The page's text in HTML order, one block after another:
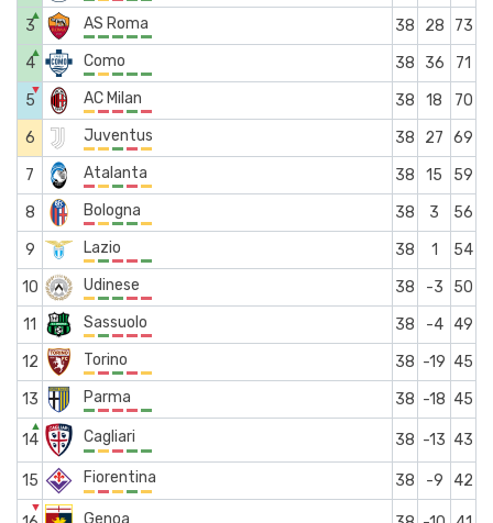
3
▲ AS Roma 38 28
73
4
▲ Como 38 36
71
5
▼ AC Milan 38 18
70
6
Juventus 38 27 69
7
Atalanta 38 15
59
8
Bologna 38 3
56
9
Lazio 38 1
54
10
Udinese 38 -3
50
11
Sassuolo 38 -4
49
12
Torino 38 -19 45
13
Parma 38 -18 45
14
▲
Cagliari 38 -13 43
15 Fiorentina 38 -9 42
▼